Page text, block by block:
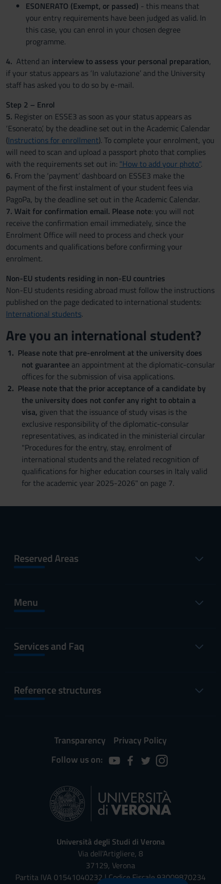
ESONERATO (Exempt, or passed) - this means that
your entry requirements have been judged as valid. In
this case, you can enrol in your chosen degree
programme.
4. Attend an interview to assess your personal preparation,
if your status appears as ‘In valutazione’ and the University
staff has asked you to do so by e-mail.
Step 2 – Enrol
5. Register on ESSE3 as soon as your status appears as
‘Esonerato’, by the deadline set out in the Academic Calendar
(Instructions for enrollment). To complete your enrolment, you
will need to scan and upload a passport photo that complies
with the requirements set out in: "How to add your photo".
6. From the ‘payment’ dashboard on ESSE3 make the
payment of the first instalment of your student fees via
PagoPa, by the deadline set out in the Academic Calendar.
7. Wait for confirmation email. Please note: you will not
receive the confirmation email immediately, since the
Enrolment Office will need to process and check your
documents and qualifications before confirming your
enrolment.
Non-EU students residing in non-EU countries
Non-EU students residing abroad must follow the instructions
published on the page dedicated to international students:
International students.
Are you an international student?
Please note that pre-enrolment at the university does
not guarantee an appointment at the diplomatic-consular
offices for the submission of visa applications.
Please note that the prior acceptance of a candidate by
the university does not confer any right to obtain a
visa, given that the issuance of study visas is the
exclusive responsibility of the diplomatic-consular
representatives, as indicated in the ministerial circular
"Procedures for the entry, stay, enrolment of
international students and the related recognition of
qualifications for higher education courses in Italy valid
for the academic year 2025-2026" on page 7.
Reserved Areas
Menu
Services and Faq
Reference structures
Transparency
Privacy Policy
Follow us on:
Università degli Studi di Verona
Via dell'Artigliere, 8
37129, Verona
Partita IVA 01541040232 | Codice Fiscale 93009870234